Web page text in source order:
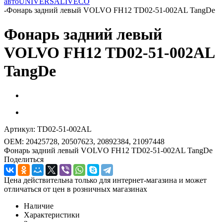
-Фонарь задний левый VOLVO FH12 TD02-51-002AL TangDe
Фонарь задний левый
VOLVO FH12 TD02-51-002AL
TangDe
Артикул: TD02-51-002AL
OEM: 20425728, 20507623, 20892384, 21097448
Фонарь задний левый VOLVO FH12 TD02-51-002AL TangDe
Поделиться
Цена действительна только для интернет-магазина и может
отличаться от цен в розничных магазинах
Наличие
Характеристики